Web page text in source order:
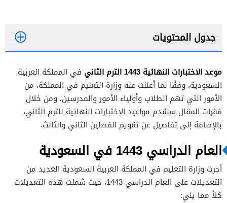
جدول المحتويات
موعد الاختبارات النهائية 1443 الترم الثاني
في المملكة العربية
السعودية، وفقًا لما أعلنت عنه وزارة التعليم في المملكة، من
الأمور التي تهم الطلاب وأولياء الأمور والمدرسين، ومن خلال
فقرات المقال سنقدم مواعيد الاختبارات النهائية للترم الثاني،
بالإضافة إلى تفاصيل عن تقويم الفصلين الثاني والثالث.
العام الدراسي 1443 في السعودية
أجرت وزارة التعليم في المملكة العربية السعودية العديد من
التعديلات على العام الدراسي 1443، حيث شملت هذه التعديلات
كلاً مما يلي: